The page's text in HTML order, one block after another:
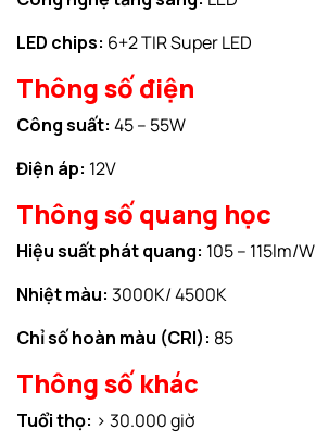
LED chips: 6+2 TIR Super LED
Thông số điện
Công suất: 45 – 55W
Điện áp: 12V
Thông số quang học
Hiệu suất phát quang: 105 – 115lm/W
Nhiệt màu: 3000K/ 4500K
Chỉ số hoàn màu (CRI): 85
Thông số khác
Tuổi thọ: > 30.000 giờ